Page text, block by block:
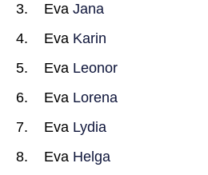
Eva Jana
Eva Karin
Eva Leonor
Eva Lorena
Eva Lydia
Eva Helga